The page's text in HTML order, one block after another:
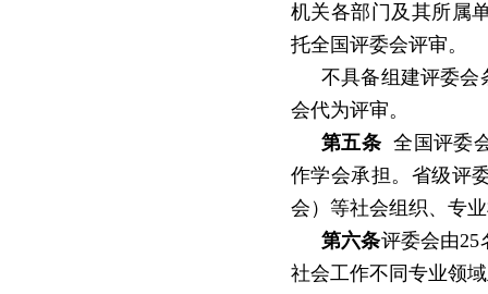
机关各部门及其所属
托全国评委会评审。
不具备组建评委会
会代为评审。
第五条 全国评委
作学会承担。省级评
会）等社会组织、专
第六条评委会由25
社会工作不同专业领